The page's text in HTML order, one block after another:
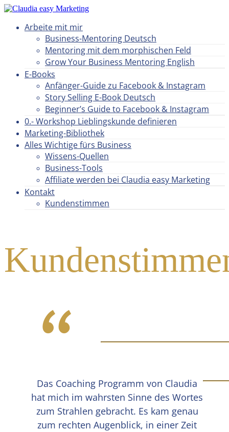
Arbeite mit mir
Business-Mentoring Deutsch
Mentoring mit dem morphischen Feld
Grow Your Business Mentoring English
E-Books
Anfänger-Guide zu Facebook & Instagram
Story Selling E-Book Deutsch
Beginner’s Guide to Facebook & Instagram
0.- Workshop Lieblingskunde definieren
Marketing-Bibliothek
Alles Wichtige fürs Business
Wissens-Quellen
Business-Tools
Affiliate werden bei Claudia easy Marketing
Kontakt
Kundenstimmen
“
Das Coaching Programm von Claudia
hat mich im wahrsten Sinne des Wortes
zum Strahlen gebracht. Es kam genau
zum rechten Augenblick, in einer Zeit